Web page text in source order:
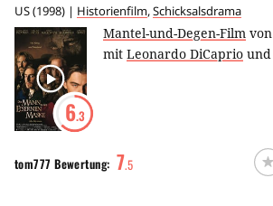
US(1998) | Historienfilm,Schicksalsdrama
6.3
Mantel-und-Degen-Film von
mit Leonardo DiCaprio und
tom777 Bewertung: 7.5